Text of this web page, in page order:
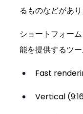
るものなどがあり
ショートフォー
能を提供するツ
Fast
Vertical